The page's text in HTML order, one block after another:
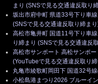
まり (SNSで見る交通違反取り
坂出市府中町 県道33号下り車
(SNSで見る交通違反取り締ま
高松市亀井町 国道11号下り車
り締まり (SNSで見る交通違反
高松市サンポート 高松サンポ
(YouTubeで見る交通違反取り
丸亀市綾歌町岡田下 国道32号
小松島港まつり2026 ブルーイ